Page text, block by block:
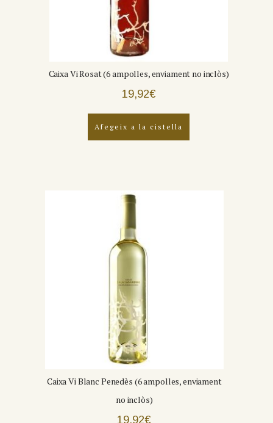
Caixa Vi Rosat (6 ampolles, enviament no inclòs)
19,92€
Afegeix a la cistella
Caixa Vi Blanc Penedès (6 ampolles, enviament
no inclòs)
19,92€